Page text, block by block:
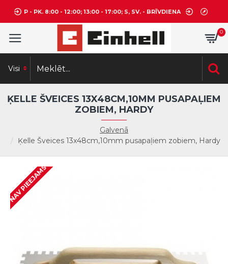
P - PK. 8:00 - 12:00; 13:00 - 17:00; S, SV. - BRĪVDIENA
0
Visi
Galvenā
Ķelle Šveices 13x48cm,10mm pusapaļiem zobiem, Hardy
ĶELLE ŠVEICES 13X48CM,10MM PUSAPAĻIEM
ZOBIEM, HARDY
NAV PIEEJAMS